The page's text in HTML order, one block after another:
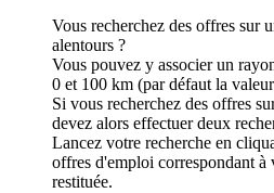
Vous recherchez des offres sur
alentours ?
Vous pouvez y associer un
0 et 100 km (par défaut la
Si vous recherchez des offres
devez alors effectuer deux
Lancez votre recherche en
offres d'emploi correspondant à
restituée.